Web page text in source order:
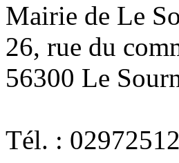
Mairie de Le
26, rue du
56300 Le
Tél. :